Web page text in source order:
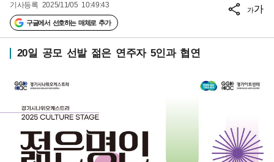
기사등록 2025/11/05 10:49:43
구글에서 선호하는 매체로 추가
가가
20일 공모 선발 젊은 연주자 5인과 협연